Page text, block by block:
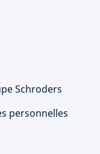
Schroders
personnelles